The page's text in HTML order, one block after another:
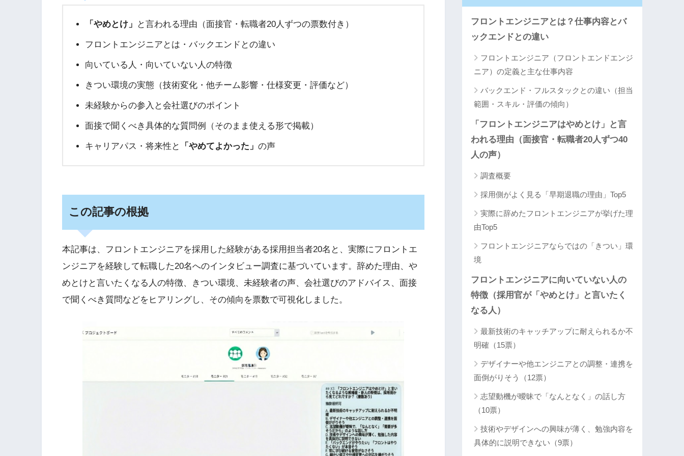
「やめとけ」 と言われる理由（面接官・転職者20人ずつの票数付き）
フロントエンジニアとは・バックエンドとの違い
向いている人・向いていない人の特徴
きつい環境の実態（技術変化・他チーム影響・仕様変更・評価など）
未経験からの参入と会社選びのポイント
面接で聞くべき具体的な質問例（そのまま使える形で掲載）
キャリアパス・将来性と 「やめてよかった」 の声
この記事の根拠
本記事は、フロントエンジニアを採用した経験がある採用担当者20名と、実際にフロントエ
ンジニアを経験して転職した20名へのインタビュー調査に基づいています。辞めた理由、や
めとけと言いたくなる人の特徴、きつい環境、未経験者の声、会社選びのアドバイス、面接
で聞くべき質問などをヒアリングし、その傾向を票数で可視化しました。
フロントエンジニアとは？仕事内容とバ
ックエンドとの違い
フロントエンジニア（フロントエンドエンジ
ニア）の定義と主な仕事内容
バックエンド・フルスタックとの違い（担当
範囲・スキル・評価の傾向）
「フロントエンジニアはやめとけ」と言
われる理由（面接官・転職者20人ずつ40
人の声）
調査概要
採用側がよく見る「早期退職の理由」Top5
実際に辞めたフロントエンジニアが挙げた理
由Top5
フロントエンジニアならではの「きつい」環
境
フロントエンジニアに向いていない人の
特徴（採用官が「やめとけ」と言いたく
なる人）
最新技術のキャッチアップに耐えられるか不
明確（15票）
デザイナーや他エンジニアとの調整・連携を
面倒がりそう（12票）
志望動機が曖昧で「なんとなく」の話し方
（10票）
技術やデザインへの興味が薄く、勉強内容を
具体的に説明できない（9票）